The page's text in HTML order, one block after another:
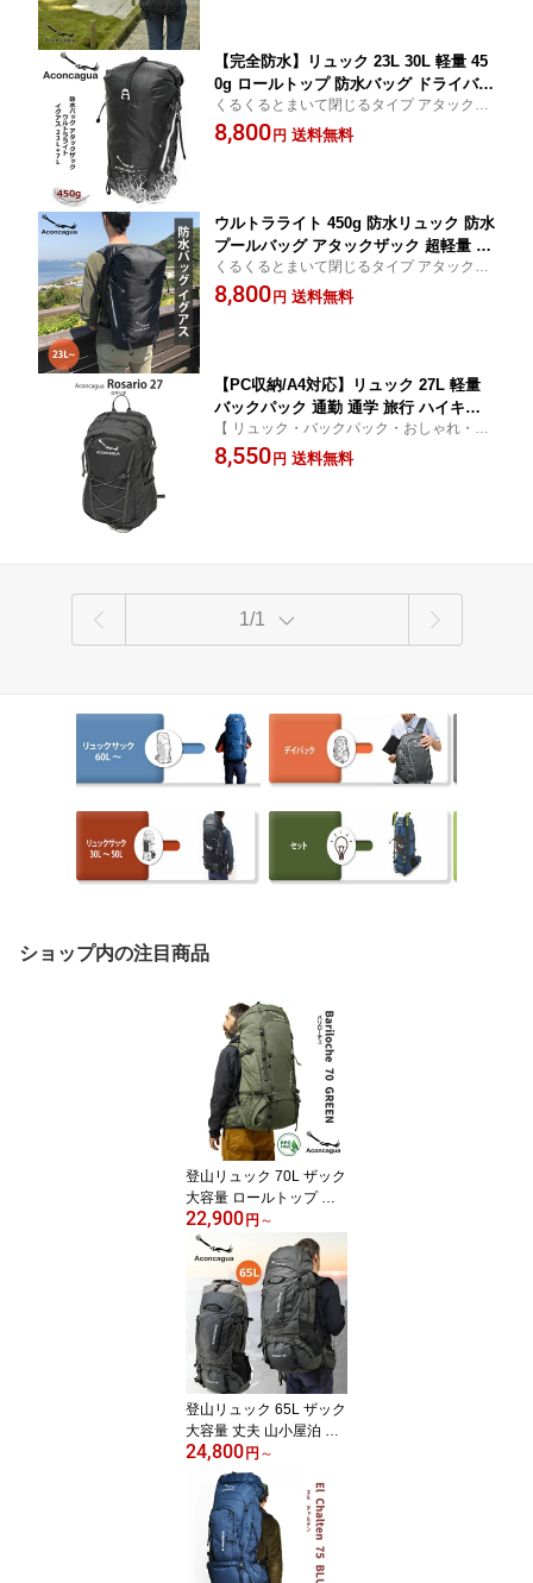
【完全防水】リュック 23L 30L 軽量 45
0g ロールトップ 防水バッグ ドライバッ
グ アウトドア キャンプ 防災 海 川 Aco
ncagua Iguazu
くるくるとまいて閉じるタイプ アタックザ
ック ドライバッグ 防水バッグ YKKファス
ナー 黒 自転車 通学 通勤 アウトドア 登山
8,800 円 送料無料
ウルトラライト 450g 防水リュック 防水
プールバッグ アタックザック 超軽量 丈
夫 イグアス 23L+7L リュックサック ア
ウトドア メンズ レディース 完全防水 3
くるくるとまいて閉じるタイプ アタックザ
ック ドライバッグ 防水バッグ YKKファス
ナー 黒 雨 自転車 通学 通勤 アウトドア 登
8,800 円 送料無料
【PC収納/A4対応】リュック 27L 軽量
バックパック 通勤 通学 旅行 ハイキン
グ デイパック 男女兼用 Rosario 27 ア
コンカグア
【 リュック・バックパック・おしゃれ・大
容量 】Rosario BLACK｜通勤通学・旅行・
アウトドア対応｜男女兼用で使いやすい軽
8,550 円 送料無料
1/1
ショップ内の注目商品
登山リュック 70L ザック
大容量 ロールトップ 軽
量 防水 拡張 山小屋泊 縦
走 旅行 バックパック Bar
iloche 70 アコンカグア
22,900 円 ～
登山リュック 65L ザック
大容量 丈夫 山小屋泊 キ
ャンプ 防災 避難準備 Ac
oncagua Fitzroy 65
24,800 円 ～